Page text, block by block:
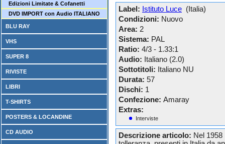
Edizioni Limitate & Cofanetti
DVD IMPORT con Audio ITALIANO
BLU RAY
VHS
SUPER 8
RIVISTE
LIBRI
T-SHIRTS
POSTERS & LOCANDINE
CD AUDIO
Label: Istituto Luce (Italia)
Condizioni: Nuovo
Area: 2
Sistema: PAL
Ratio: 4/3 - 1.33:1
Audio: Italiano (2.0)
Sottotitoli: Italiano NU
Durata: 57
Dischi: 1
Confezione: Amaray
Extras:
Interviste
Descrizione articolo: Nel